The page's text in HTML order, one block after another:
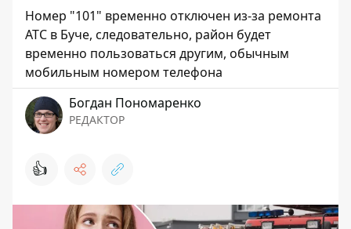
Номер "101" временно отключен из-за ремонта
АТС в Буче, следовательно, район будет
временно пользоваться другим, обычным
мобильным номером телефона
Богдан Пономаренко
РЕДАКТОР
👍